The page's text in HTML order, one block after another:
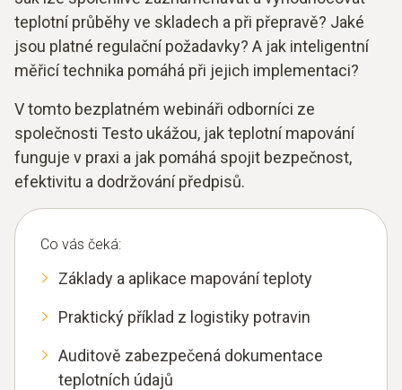
teplotní průběhy ve skladech a při přepravě? Jaké
jsou platné regulační požadavky? A jak inteligentní
měřicí technika pomáhá při jejich implementaci?
V tomto bezplatném webináři odborníci ze
společnosti Testo ukážou, jak teplotní mapování
funguje v praxi a jak pomáhá spojit bezpečnost,
efektivitu a dodržování předpisů.
Co vás čeká:
Základy a aplikace mapování teploty
Praktický příklad z logistiky potravin
Auditově zabezpečená dokumentace
teplotních údajů